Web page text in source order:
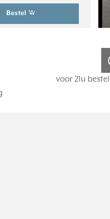
Bestel
voor 21u